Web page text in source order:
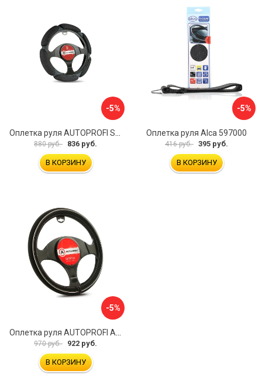
-5%
880 руб. 836 руб.
В КОРЗИНУ
-5%
Оплетка руля Alca 597000
416 руб. 395 руб.
В КОРЗИНУ
-5%
970 руб. 922 руб.
В КОРЗИНУ